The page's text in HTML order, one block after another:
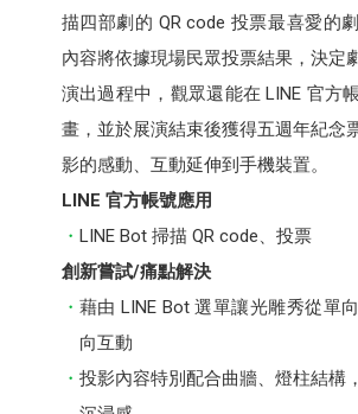
描四部劇的 QR code 投票最喜愛的
內容將依據現場民眾投票結果，決定
演出過程中，觀眾還能在 LINE 官方
畫，並於展演結束後獲得五週年紀念
影的感動、互動延伸到手機裝置。
LINE 官方帳號應用
LINE Bot 掃描 QR code、投票
創新嘗試/痛點解決
藉由 LINE Bot 選單讓光雕秀從單
向互動
投影內容特別配合曲牆、燈柱結構